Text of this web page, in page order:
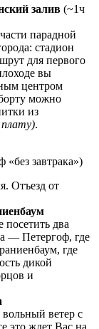
залив (~1ч
парадной
стадион
для первого
вы
центром
можно
из
.
«без завтрака»)
Отъезд от
два
— Петергоф, где
где
дикой
и
ветер с
это ждет Вас на